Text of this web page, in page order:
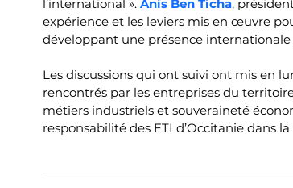
l’international ». Anis Ben Ticha,
expérience et les leviers mis en œuvre
développant une présence
Les discussions qui ont suivi ont mis en
rencontrés par les entreprises du
métiers industriels et souveraineté
responsabilité des ETI d’Occitanie dans